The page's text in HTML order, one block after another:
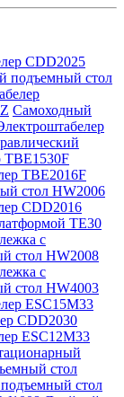
CDD2025
подъемный стол
Самоходный
TBE1530F
TBE2016F
стол HW2006
CDD2016
TE30
с
стол HW2008
с
стол HW4003
ESC15M33
CDD2030
ESC12M33
стол
стол